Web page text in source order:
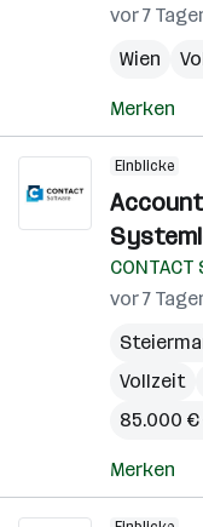
vor 7
Wien
Merken
Einblicke
vor 7
Vollzeit
85.000 €
Merken